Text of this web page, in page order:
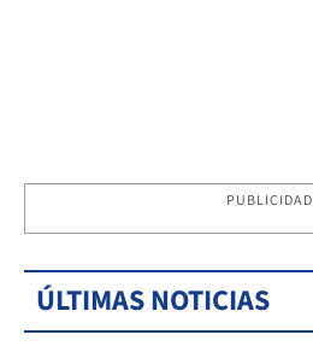
PUBLICIDAD
ÚLTIMAS NOTICIAS